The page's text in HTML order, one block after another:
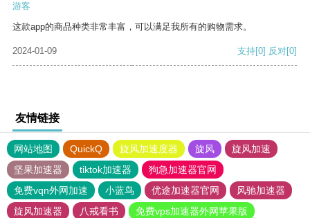
游客
这款app的商品种类非常丰富，可以满足我所有的购物需求。
2024-01-09 支持[0] 反对[0]
友情链接
网站地图 QuickQ 旋风加速度器 旋风
旋风加速
坚果加速器
tiktok加速器
狗急加速器官网
免费vqn外网加速
小蓝鸟 优途加速器官网
风驰加速器
旋风加速器
八戒看书
免费vps加速器外网苹果版